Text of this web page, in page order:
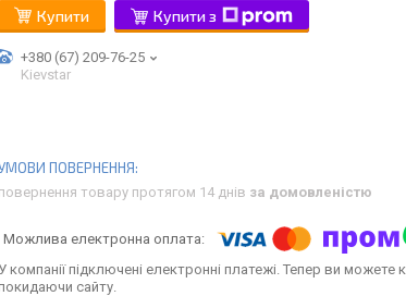
Купити Купити з
+380 (67) 209-76-25
Kievstar
повернення товару протягом 14 днів за домовленістю
У компанії підключені електронні платежі. Тепер ви можете
сайту.